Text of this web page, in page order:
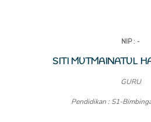
NIP : -
SITI MUTMAINATUL
GURU
Pendidikan : S1-